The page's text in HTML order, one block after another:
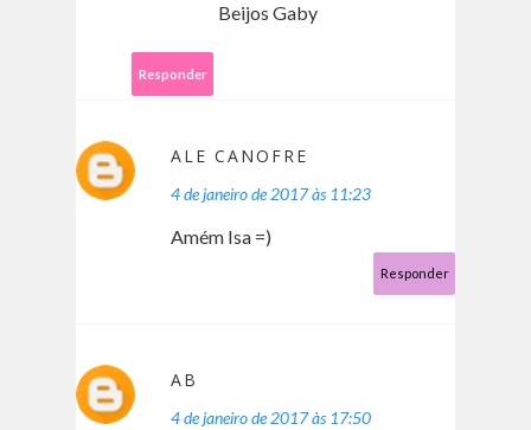
Beijos Gaby
Responder
ALE CANOFRE
4 de janeiro de 2017 às 11:23
Amém Isa =)
Responder
AB
4 de janeiro de 2017 às 17:50